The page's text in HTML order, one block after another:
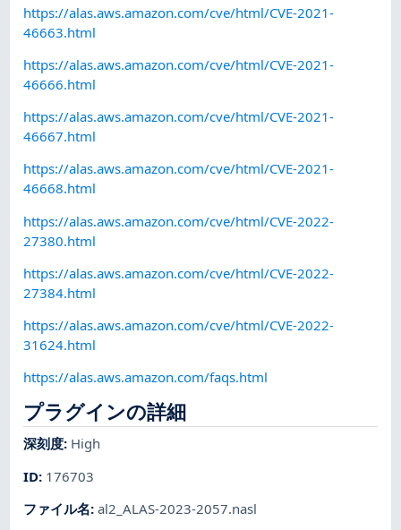
https://alas.aws.amazon.com/cve/html/CVE-2021-
46663.html
https://alas.aws.amazon.com/cve/html/CVE-2021-
46666.html
https://alas.aws.amazon.com/cve/html/CVE-2021-
46667.html
https://alas.aws.amazon.com/cve/html/CVE-2021-
46668.html
https://alas.aws.amazon.com/cve/html/CVE-2022-
27380.html
https://alas.aws.amazon.com/cve/html/CVE-2022-
27384.html
https://alas.aws.amazon.com/cve/html/CVE-2022-
31624.html
https://alas.aws.amazon.com/faqs.html
プラグインの詳細
深刻度: High
ID: 176703
ファイル名:al2_ALAS-2023-2057.nasl